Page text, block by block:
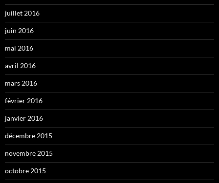
juillet 2016
juin 2016
mai 2016
avril 2016
mars 2016
février 2016
janvier 2016
décembre 2015
novembre 2015
octobre 2015